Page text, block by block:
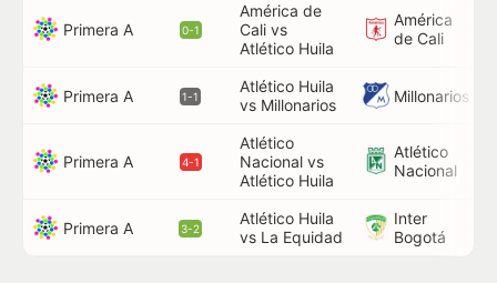
Primera A 0-1
América de
Cali vs
Atlético Huila
América
de Cali
Primera A 1-1
Atlético Huila
vs Millonarios
Millonarios
Primera A 4-1
Atlético
Nacional vs
Atlético Huila
Atlético
Nacional
Primera A 3-2
Atlético Huila
vs La Equidad
Inter
Bogotá